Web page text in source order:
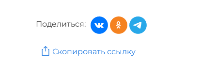
Ветровки, плащи: Бренд PreWoman
Верхняя одежда: Бренд ZORY
Верхняя одежда: Бренд New fashion
Поделиться:
Скопировать ссылку